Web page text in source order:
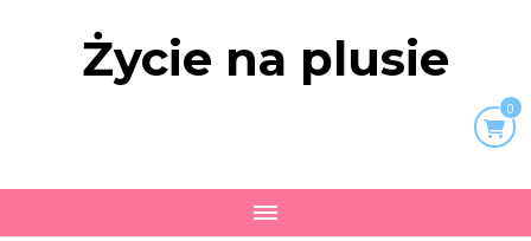
Życie na plusie
0